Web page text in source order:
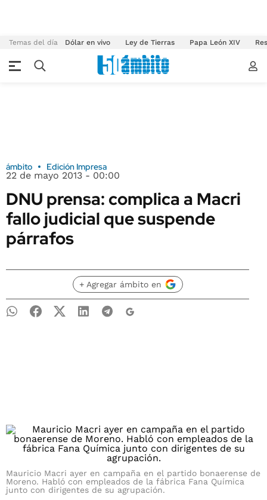
Temas del día Dólar en vivo Ley de Tierras Papa León XIV
ámbito Edición Impresa
22 de mayo 2013 - 00:00
DNU prensa: complica a Macri
fallo judicial que suspende
párrafos
+ Agregar ámbito en
Mauricio Macri ayer en campaña en el partido bonaerense de
Moreno. Habló con empleados de la fábrica Fana Química
junto con dirigentes de su agrupación.